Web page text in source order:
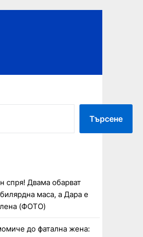
Търсене
спря! Двама обарват
маса, а Дара е
(ФОТО)
до фатална жена: